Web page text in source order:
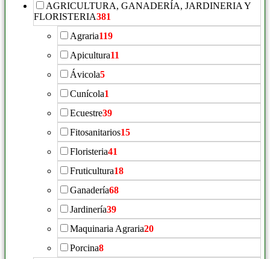
AGRICULTURA, GANADERÍA, JARDINERIA Y
FLORISTERIA381
Agraria119
Apicultura11
Ávicola5
Cunícola1
Ecuestre39
Fitosanitarios15
Floristeria41
Fruticultura18
Ganadería68
Jardinería39
Maquinaria Agraria20
Porcina8